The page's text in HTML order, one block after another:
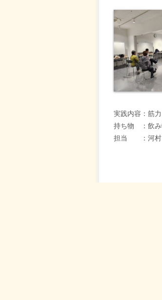
実践内容：筋
持ち物 ：飲み
担当 ：河